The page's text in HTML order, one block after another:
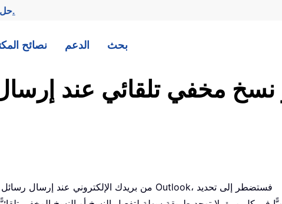
—
نصائح المكتب الدعم بحث
مخفي تلقائي عند إرسال